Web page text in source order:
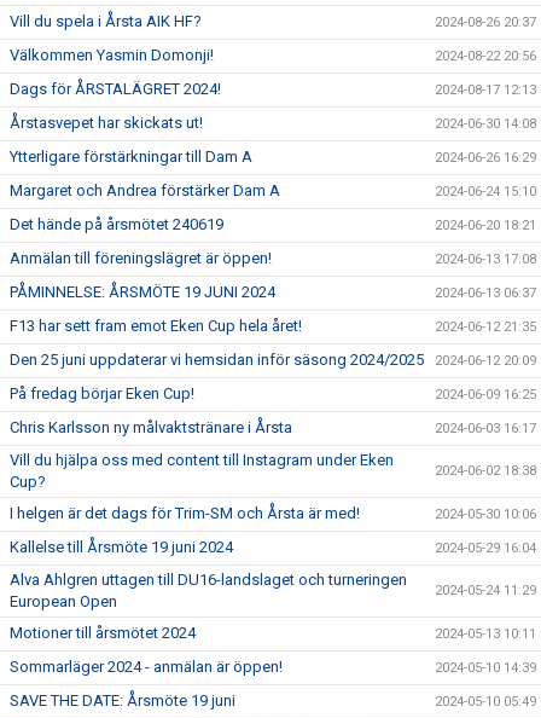
Vill du spela i Årsta AIK HF? 2024-08-26 20:37
Välkommen Yasmin Domonji! 2024-08-22 20:56
Dags för ÅRSTALÄGRET 2024! 2024-08-17 12:13
Årstasvepet har skickats ut! 2024-06-30 14:08
Ytterligare förstärkningar till Dam A 2024-06-26 16:29
Margaret och Andrea förstärker Dam A 2024-06-24 15:10
Det hände på årsmötet 240619 2024-06-20 18:21
Anmälan till föreningslägret är öppen! 2024-06-13 17:08
PÅMINNELSE: ÅRSMÖTE 19 JUNI 2024 2024-06-13 06:37
F13 har sett fram emot Eken Cup hela året! 2024-06-12 21:35
Den 25 juni uppdaterar vi hemsidan inför säsong 2024/2025 2024-06-12 20:09
På fredag börjar Eken Cup! 2024-06-09 16:25
Chris Karlsson ny målvaktstränare i Årsta 2024-06-03 16:17
Vill du hjälpa oss med content till Instagram under Eken
Cup?
2024-06-02 18:38
I helgen är det dags för Trim-SM och Årsta är med! 2024-05-30 10:06
Kallelse till Årsmöte 19 juni 2024 2024-05-29 16:04
Alva Ahlgren uttagen till DU16-landslaget och turneringen
European Open
2024-05-24 11:29
Motioner till årsmötet 2024 2024-05-13 10:11
Sommarläger 2024 - anmälan är öppen! 2024-05-10 14:39
SAVE THE DATE: Årsmöte 19 juni 2024-05-10 05:49